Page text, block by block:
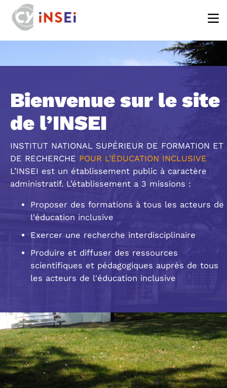
Bienvenue sur le site
de l’INSEI
INSTITUT NATIONAL SUPÉRIEUR DE FORMATION ET
DE RECHERCHE POUR L’ÉDUCATION INCLUSIVE
L’INSEI est un établissement public à caractère
administratif. L’établissement a 3 missions :
Proposer des formations à tous les acteurs de
l'éducation inclusive
Exercer une recherche interdisciplinaire
Produire et diffuser des ressources
scientifiques et pédagogiques auprès de tous
les acteurs de l'éducation inclusive